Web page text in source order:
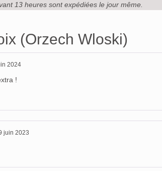
13 heures sont expédiées le jour même.
(Orzech Wloski)
2024
!
juin 2023